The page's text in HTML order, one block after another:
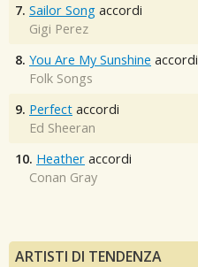
7. Sailor Song accordi
Gigi Perez
8. You Are My Sunshine accordi
Folk Songs
9. Perfect accordi
Ed Sheeran
10. Heather accordi
Conan Gray
ARTISTI DI TENDENZA